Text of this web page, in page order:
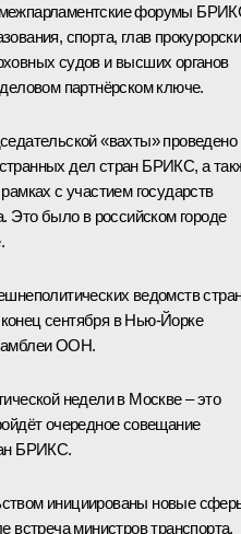
форумы
спорта, глав
судов и высших органов
партнёрском ключе.
«вахты» проведено
дел стран БРИКС, а
с участием государств
Это было в российском городе
ведомств
сентября в Нью-Йорке
ООН.
недели в Москве – это
очередное совещание
БРИКС.
инициированы новые
встреча министров транспорта,